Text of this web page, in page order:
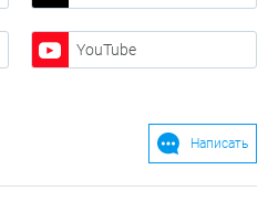
YouTube
Написать